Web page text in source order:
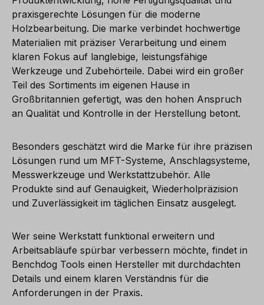
praxisgerechte Lösungen für die moderne
Holzbearbeitung. Die marke verbindet hochwertige
Materialien mit präziser Verarbeitung und einem
klaren Fokus auf langlebige, leistungsfähige
Werkzeuge und Zubehörteile. Dabei wird ein großer
Teil des Sortiments im eigenen Hause in
Großbritannien gefertigt, was den hohen Anspruch
an Qualität und Kontrolle in der Herstellung betont.
Besonders geschätzt wird die Marke für ihre präzisen
Lösungen rund um MFT-Systeme, Anschlagsysteme,
Messwerkzeuge und Werkstattzubehör. Alle
Produkte sind auf Genauigkeit, Wiederholpräzision
und Zuverlässigkeit im täglichen Einsatz ausgelegt.
Wer seine Werkstatt funktional erweitern und
Arbeitsabläufe spürbar verbessern möchte, findet in
Benchdog Tools einen Hersteller mit durchdachten
Details und einem klaren Verständnis für die
Anforderungen in der Praxis.